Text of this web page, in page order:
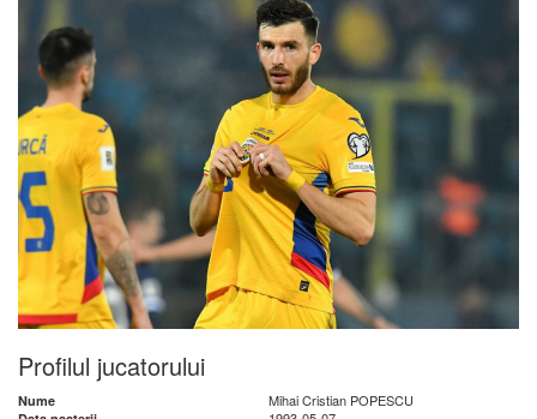
Profilul jucatorului
Nume Mihai Cristian POPESCU